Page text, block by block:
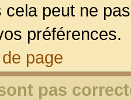
cela peut ne
préférences.
page
pas